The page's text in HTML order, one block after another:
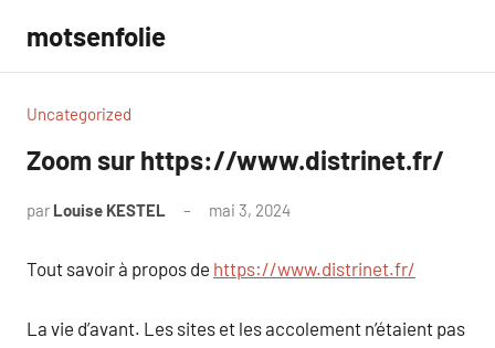
contenu
motsenfolie
Uncategorized
Zoom sur https://www.distrinet.fr/
par Louise KESTEL mai 3, 2024
Tout savoir à propos de https://www.distrinet.fr/
La vie d’avant. Les sites et les accolement n’étaient pas